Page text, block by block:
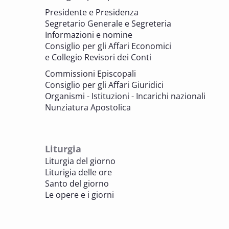
valorizzazione del patrimonio
BENI CULTURALI E EDILIZIA DI CULTO
7 OTTOBRE 2025
Consulta nazionale Beni culturali e Edilizia
di culto
BENI CULTURALI E EDILIZIA DI CULTO
sezione Edilizia di culto
BENI CULTURALI E EDILIZIA DI CULTO
8 OTTOBRE 2025
Incontro online dei Direttori diocesani,
Presidente e Presidenza
Segretario Generale e Segreteria
Informazioni e nomine
Consiglio per gli Affari Economici
e Collegio Revisori dei Conti
Commissioni Episcopali
Consiglio per gli Affari Giuridici
Organismi - Istituzioni - Incarichi nazionali
Nunziatura Apostolica
Liturgia
Liturgia del giorno
Liturigia delle ore
Santo del giorno
Le opere e i giorni